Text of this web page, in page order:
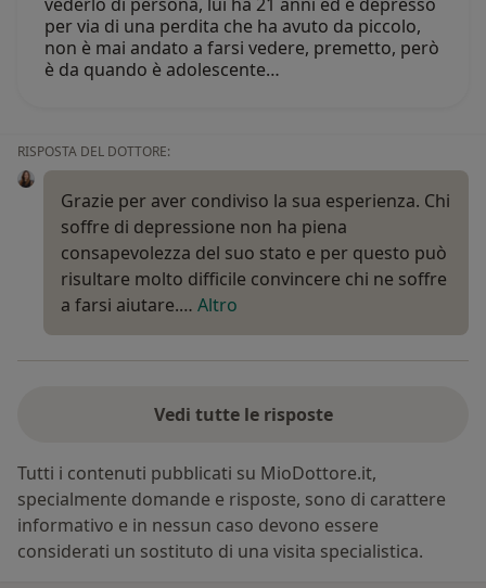
per via di una perdita che ha avuto da piccolo,
non è mai andato a farsi vedere, premetto, però
è da quando è adolescente…
RISPOSTA DEL DOTTORE:
Grazie per aver condiviso la sua esperienza. Chi
soffre di depressione non ha piena
consapevolezza del suo stato e per questo può
risultare molto difficile convincere chi ne soffre
a farsi aiutare.… Altro
Vedi tutte le risposte
Tutti i contenuti pubblicati su MioDottore.it,
specialmente domande e risposte, sono di carattere
informativo e in nessun caso devono essere
considerati un sostituto di una visita specialistica.